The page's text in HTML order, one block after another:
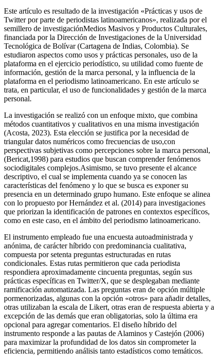
Este artículo es resultado de la investigación «Prácticas y usos de
Twitter por parte de periodistas latinoamericanos», realizada por el
semillero de investigaciónMedios Masivos y Productos Culturales,
financiada por la Dirección de Investigaciones de la Universidad
Tecnológica de Bolívar (Cartagena de Indias, Colombia). Se
estudiaron aspectos como usos y prácticas personales, uso de la
plataforma en el ejercicio periodístico, su utilidad como fuente de
información, gestión de la marca personal, y la influencia de la
plataforma en el periodismo latinoamericano. En este artículo se
trata, en particular, el uso de funcionalidades y gestión de la marca
personal.
La investigación se realizó con un enfoque mixto, que combina
métodos cuantitativos y cualitativos en una misma investigación
(Acosta, 2023). Esta elección se justifica por la necesidad de
triangular datos numéricos como frecuencias de uso,con
perspectivas subjetivas como percepciones sobre la marca personal,
(Bericat,1998) para estudios que buscan comprender fenómenos
sociodigitales complejos.Asimismo, se tuvo presente el alcance
descriptivo, el cual se implementa cuando ya se conocen las
características del fenómeno y lo que se busca es exponer su
presencia en un determinado grupo humano. Este enfoque se alinea
con lo propuesto por Hernández et al. (2014) para investigaciones
que priorizan la identificación de patrones en contextos específicos,
como en este caso, en el ámbito del periodismo latinoamericano.
El instrumento empleado fue una encuesta autoadministrada y
anónima, de carácter híbrido con predominancia cualitativa,
compuesta por setenta preguntas estructuradas en rutas
condicionales. Estas rutas permitieron que cada periodista
respondiera aproximadamente cincuenta preguntas, según sus
prácticas específicas en Twitter/X, que se desplegaban mediante
ramificación automatizada. Las preguntas eran de opción múltiple
pormenorizadas, algunas con la opción «otros» para añadir detalles,
otras utilizaban la escala de Likert, otras eran de respuesta abierta y a
excepción de las demás que eran obligatorias, solo la última era
opcional para agregar comentarios. El diseño híbrido del
instrumento responde a las pautas de Alaminos y Castejón (2006)
para maximizar la profundidad de los datos sin comprometer la
eficiencia, permitiendo análisis tanto estadísticos como temáticos.